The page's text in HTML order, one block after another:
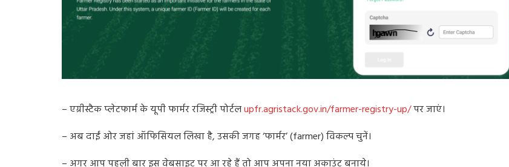
– एग्रीस्टैक प्लेटफार्म के यूपी फार्मर रजिस्ट्री पोर्टलupfr.agristack.gov.in/farmer-registry-up/पर जाएं।
– अब दाईं ओर जहां ऑफिसियल लिखा है, उसकी जगह ‘फार्मर’ (farmer) विकल्प चुनें।
– अगर आप पहली बार इस वेबसाइट पर आ रहे हैं तो आप अपना नया अकाउंट बनाये।